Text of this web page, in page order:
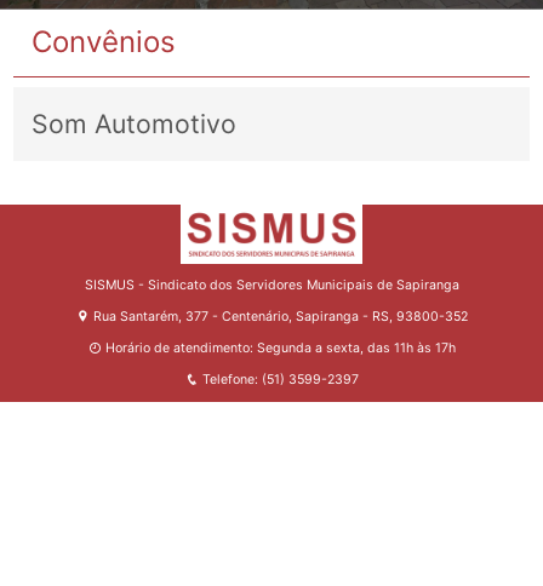
Convênios
Som Automotivo
SISMUS - Sindicato dos Servidores Municipais de Sapiranga
Rua Santarém, 377 - Centenário, Sapiranga - RS, 93800-352
Horário de atendimento: Segunda a sexta, das 11h às 17h
Telefone: (51) 3599-2397